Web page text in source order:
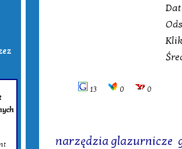
13 0 0
narzędzia glazurnicze